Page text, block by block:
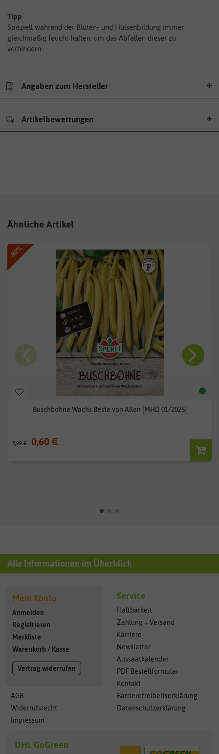
Tipp
Speziell während der Blüten- und Hülsenbildung immer
gleichmäßig feucht halten, um das Abfallen dieser zu
verhindern.
Angaben zum Hersteller
Artikelbewertungen
Ähnliche Artikel
-80%
Buschbohne Wachs Beste von Allen [MHD 01/2025]
2,99 € 0,60 €
Alle Informationen im Überblick
Mein Konto
Anmelden
Registrieren
Merkliste
Warenkorb / Kasse
Vertrag widerrufen
AGB
Widerrufsrecht
Impressum
Service
Haltbarkeit
Zahlung + Versand
Karriere
Newsletter
Aussaatkalender
PDF Bestellformular
Kontakt
Barrierefreiheitserklärung
Datenschutzerklärung
DHL GoGreen